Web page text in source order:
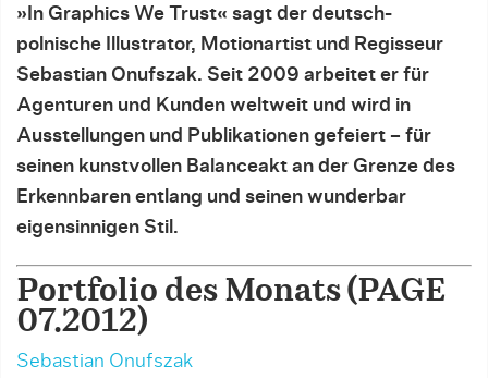
»In Graphics We Trust« sagt der deutsch-
polnische Illustrator, Motionartist und Regisseur
Sebastian Onufszak. Seit 2009 arbeitet er für
Agenturen und Kunden weltweit und wird in
Ausstellungen und Publikationen gefeiert – für
seinen kunstvollen Balanceakt an der Grenze des
Erkennbaren entlang und seinen wunderbar
eigensinnigen Stil.
Portfolio des Monats (PAGE
07.2012)
Sebastian Onufszak